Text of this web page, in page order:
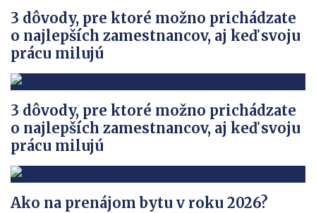
3 dôvody, pre ktoré možno prichádzate
o najlepších zamestnancov, aj keď svoju
prácu milujú
3 dôvody, pre ktoré možno prichádzate
o najlepších zamestnancov, aj keď svoju
prácu milujú
Ako na prenájom bytu v roku 2026?